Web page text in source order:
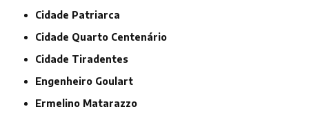
Cidade Patriarca
Cidade Quarto Centenário
Cidade Tiradentes
Engenheiro Goulart
Ermelino Matarazzo